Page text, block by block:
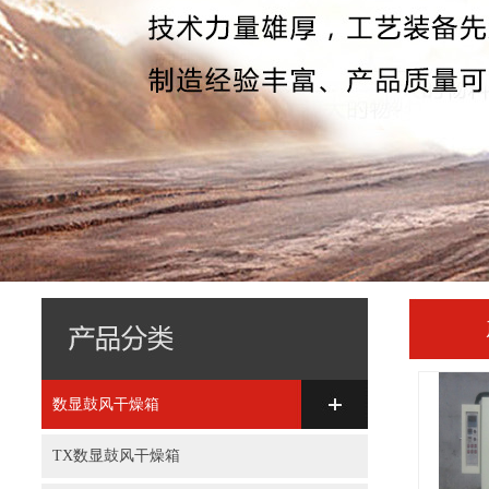
数显鼓风干燥箱
TX数显鼓风干燥箱